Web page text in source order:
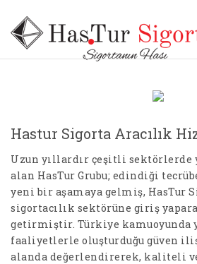
Hastur Sigorta Aracılık
Uzun yıllardır çeşitli sektörlerde
alan HasTur Grubu; edindiği
yeni bir aşamaya gelmiş, HasTur
sigortacılık sektörüne giriş
getirmiştir. Türkiye kamuoyunda
faaliyetlerle oluşturduğu güven
alanda değerlendirerek, kaliteli